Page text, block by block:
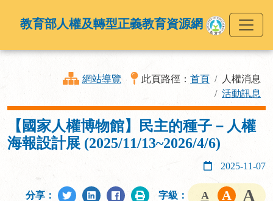
教育部人權及轉型正義教育資源網
網站導覽 此頁路徑： 首頁
人權消息
活動訊息
【國家人權博物館】民主的種子－人權
海報設計展 (2025/11/13~2026/4/6)
2025-11-07
分享： 字級：